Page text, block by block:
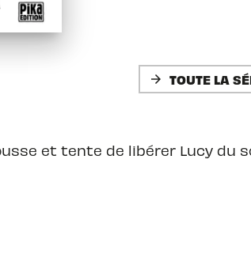
arrow_forward TOUTE LA
et tente de libérer Lucy du